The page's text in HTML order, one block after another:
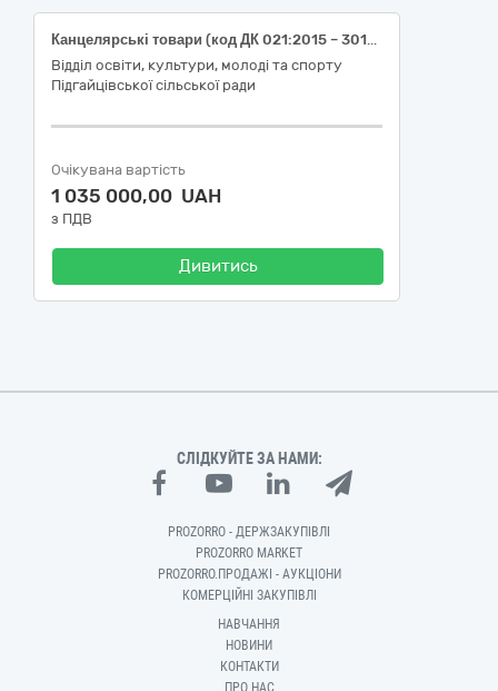
Канцелярські товари (код ДК 021:2015 – 30190000-7 - Офісне устаткування та приладдя різне)
Відділ освіти, культури, молоді та спорту
Підгайцівської сільської ради
Очікувана вартість
1 035 000,00 UAH
з ПДВ
Дивитись
СЛІДКУЙТЕ ЗА НАМИ:
PROZORRO - ДЕРЖЗАКУПІВЛІ
PROZORRO MARKET
PROZORRO.ПРОДАЖІ - АУКЦІОНИ
КОМЕРЦІЙНІ ЗАКУПІВЛІ
НАВЧАННЯ
НОВИНИ
КОНТАКТИ
ПРО НАС